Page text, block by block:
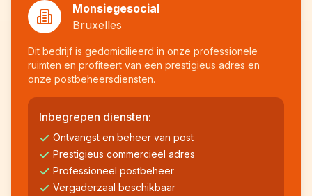
Monsiegesocial
Bruxelles
Dit bedrijf is gedomicilieerd in onze professionele
ruimten en profiteert van een prestigieus adres en
onze postbeheersdiensten.
Inbegrepen diensten:
Ontvangst en beheer van post
Prestigieus commercieel adres
Professioneel postbeheer
Vergaderzaal beschikbaar